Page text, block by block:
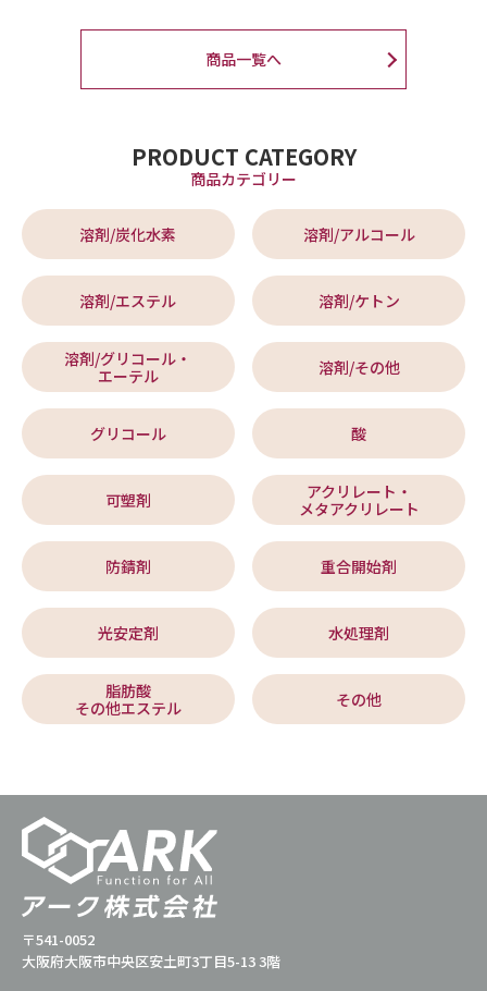
商品一覧へ
PRODUCT CATEGORY
商品カテゴリー
溶剤/炭化水素 溶剤/アルコール
溶剤/エステル 溶剤/ケトン
溶剤/グリコール・
エーテル
溶剤/その他
グリコール 酸
可塑剤
アクリレート・
メタアクリレート
防錆剤 重合開始剤
光安定剤 水処理剤
脂肪酸
その他エステル
その他
〒541-0052
大阪府大阪市中央区安土町3丁目5-13 3階